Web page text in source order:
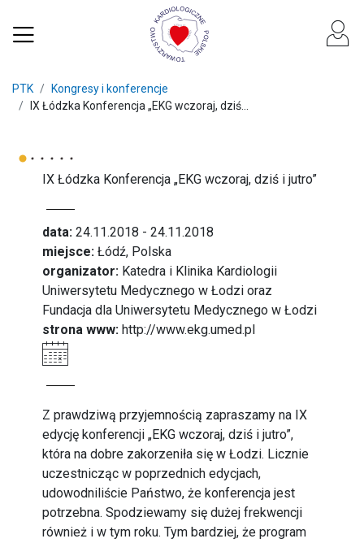
PTK
Kongresy i konferencje
IX Łódzka Konferencja „EKG wczoraj, dziś...
IX Łódzka Konferencja „EKG wczoraj, dziś i jutro”
data: 24.11.2018 - 24.11.2018
miejsce: Łódź, Polska
organizator: Katedra i Klinika Kardiologii
Uniwersytetu Medycznego w Łodzi oraz
Fundacja dla Uniwersytetu Medycznego w Łodzi
strona www: http://www.ekg.umed.pl
Z prawdziwą przyjemnością zapraszamy na IX
edycję konferencji „EKG wczoraj, dziś i jutro”,
która na dobre zakorzeniła się w Łodzi. Licznie
uczestnicząc w poprzednich edycjach,
udowodniliście Państwo, że konferencja jest
potrzebna. Spodziewamy się dużej frekwencji
również i w tym roku. Tym bardziej, że program